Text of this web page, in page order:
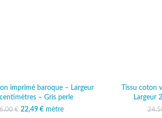
imprimé baroque – Largeur
– Gris perle
€
Le prix initial était :
22,49 € Le prix actuel est :
mètre
Tissu coton
Largeur